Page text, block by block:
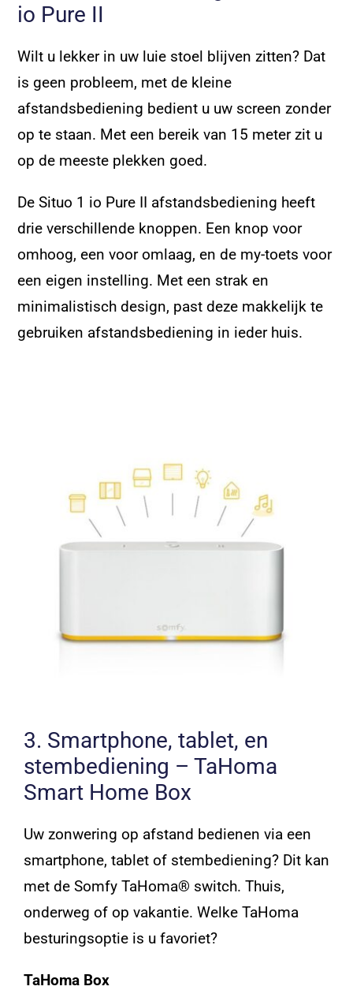
io Pure II
Wilt u lekker in uw luie stoel blijven zitten? Dat
is geen probleem, met de kleine
afstandsbediening bedient u uw screen zonder
op te staan. Met een bereik van 15 meter zit u
op de meeste plekken goed.
De Situo 1 io Pure II afstandsbediening heeft
drie verschillende knoppen. Een knop voor
omhoog, een voor omlaag, en de my-toets voor
een eigen instelling. Met een strak en
minimalistisch design, past deze makkelijk te
gebruiken afstandsbediening in ieder huis.
3. Smartphone, tablet, en
stembediening – TaHoma
Smart Home Box
Uw zonwering op afstand bedienen via een
smartphone, tablet of stembediening? Dit kan
met de Somfy TaHoma® switch. Thuis,
onderweg of op vakantie. Welke TaHoma
besturingsoptie is u favoriet?
TaHoma Box